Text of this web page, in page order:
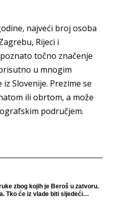
najveći broj osoba
Rijeci i
točno značenje
u mnogim
Slovenije. Prezime se
ili obrtom, a može
područjem.
zbog kojih je Beroš u zatvoru.
Tko će iz vlade biti sljedeći